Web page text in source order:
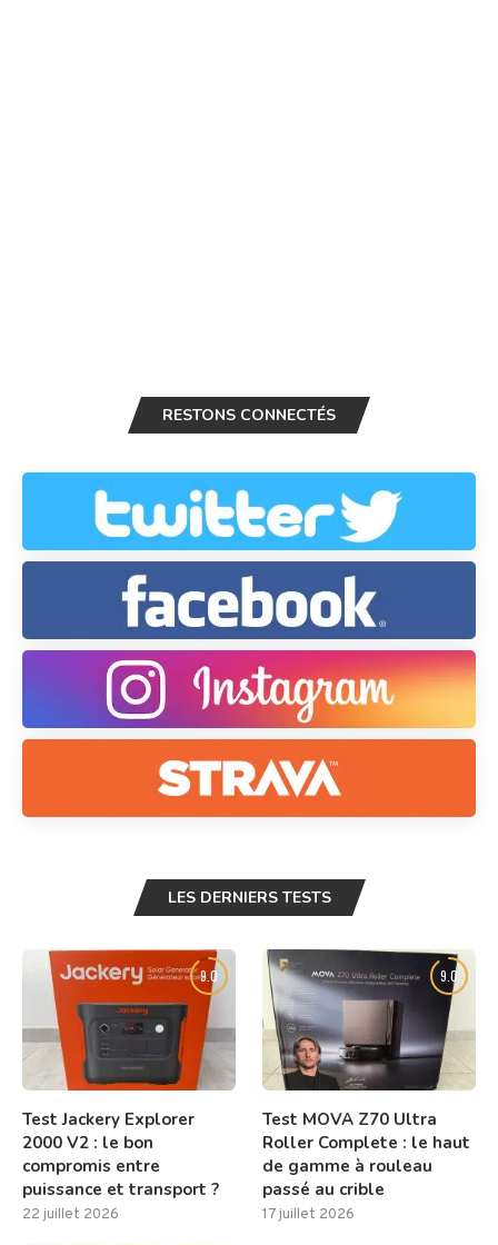
RESTONS CONNECTÉS
LES DERNIERS TESTS
9.0
Test Jackery Explorer
2000 V2 : le bon
compromis entre
puissance et transport ?
22 juillet 2026
9.0
Test MOVA Z70 Ultra
Roller Complete : le haut
de gamme à rouleau
passé au crible
17 juillet 2026